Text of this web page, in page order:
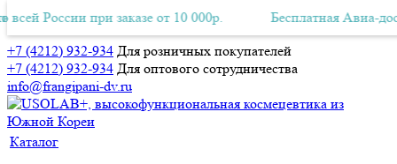
+7 (4212) 932-934 Для розничных покупателей
+7 (4212) 932-934 Для оптового сотрудничества
info@frangipani-dv.ru
Авиа-доставка по всей России при заказе от 10 000р.
при заказе от 10 000р. Бесплатная Авиа-доставка по
Каталог